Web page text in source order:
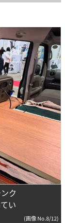
ク
い
(画像 No.8/12)